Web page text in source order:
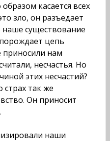
касается всех
зло, он разъедает
наше существование
цепь
приносили нам
несчастья. Но
этих несчастий?
страх так же
Он приносит
наши